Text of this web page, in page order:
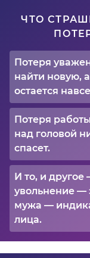
ЧТО
Потеря
найти новую,
остается
Потеря
над головой
спасет.
И то, и другое
увольнение —
мужа —
лица.